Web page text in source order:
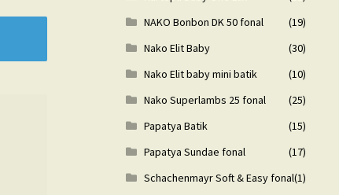
NAKO Bonbon DK 50 fonal
(19)
Nako Elit Baby
(30)
Nako Elit baby mini batik
(10)
Nako Superlambs 25 fonal
(25)
Papatya Batik
(15)
Papatya Sundae fonal
(17)
Schachenmayr Soft & Easy fonal(1)